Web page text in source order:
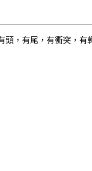
，有尾，有衝突，有